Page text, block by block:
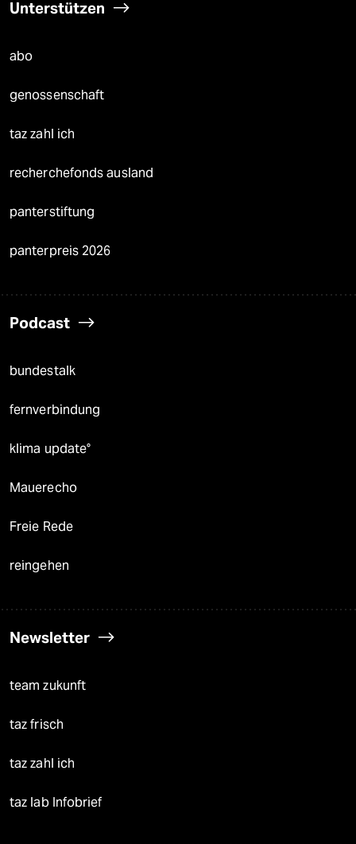
Unterstützen
abo
genossenschaft
taz zahl ich
recherchefonds ausland
panterstiftung
panterpreis 2026
Podcast
bundestalk
fernverbindung
klima update°
Mauerecho
Freie Rede
reingehen
Newsletter
team zukunft
taz frisch
taz zahl ich
taz lab Infobrief